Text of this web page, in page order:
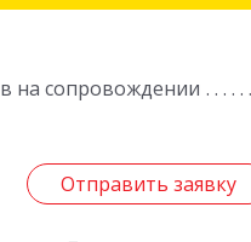
на сопровождении
Отправить заявку
Отправить заявку